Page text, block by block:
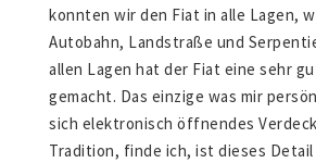
konnten wir den Fiat in alle Lagen,
Autobahn, Landstraße und
allen Lagen hat der Fiat eine sehr
gemacht. Das einzige was mir
sich elektronisch öffnendes
Tradition, finde ich, ist dieses